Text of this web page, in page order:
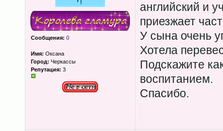
Сообщения: 0
Имя: Оксана
Город: Черкассы
Репутация: 3
английский и
приезжает
У сына очень
Хотела
Подскажите
воспитанием.
Спасибо.